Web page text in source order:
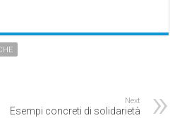
Next
Esempi concreti di solidarietà